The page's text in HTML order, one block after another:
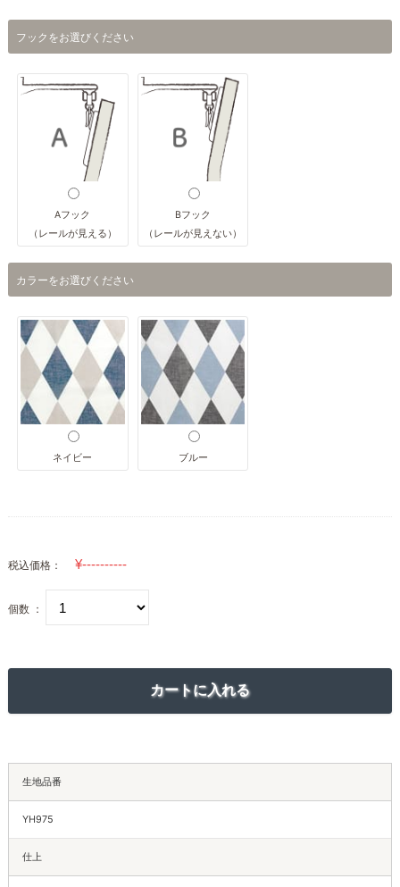
フックをお選びください
Aフック
（レールが見える）
Bフック
（レールが見えない）
カラーをお選びください
ネイビー ブルー
税込価格：
個数 ：
生地品番
YH975
仕上